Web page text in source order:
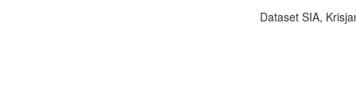
Dataset SIA,